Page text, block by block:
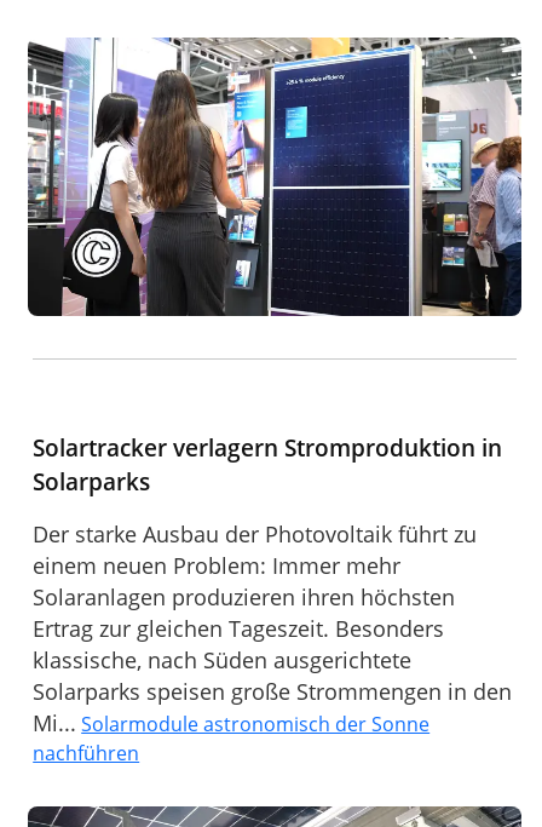
Solartracker verlagern Stromproduktion in
Solarparks
Der starke Ausbau der Photovoltaik führt zu
einem neuen Problem: Immer mehr
Solaranlagen produzieren ihren höchsten
Ertrag zur gleichen Tageszeit. Besonders
klassische, nach Süden ausgerichtete
Solarparks speisen große Strommengen in den
Mi... Solarmodule astronomisch der Sonne
nachführen